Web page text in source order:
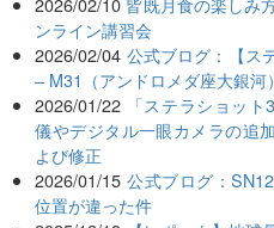
ンライン講習会
2026/02/04 公式ブログ：【ス
– M31（アンドロメダ座大銀河）
2026/01/22
「ステラショッ
儀やデジタル一眼カメラの追
よび修正
2026/01/15 公式ブログ：
位置が違った件